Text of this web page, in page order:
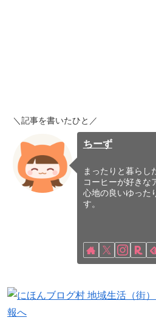
＼記事を書いたひと／
ちーず
まったりと暮らし
コーヒーが好きな
心地の良いゆった
す。